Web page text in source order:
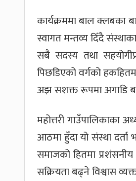
कार्यक्रममा बाल क्लबका
स्वागत मन्तव्य दिँदै
सबै सदस्य तथा
पिछडिएको वर्गको
अझ सशक्त रूपमा अगाडि
महोत्तरी गाउँपालिकाका
आठमा हुँदा यो संस्था दर्ता
समाजको हितमा प्रशंसनीय
सक्रियता बढ्ने विश्वास